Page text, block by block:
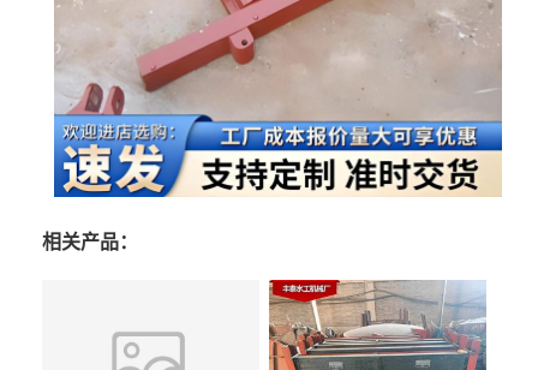
相关产品：